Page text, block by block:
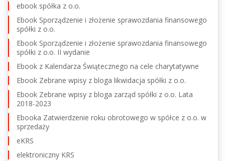
ebook spółka z o.o.
Ebook Sporządzenie i złożenie sprawozdania finansowego
spółki z o.o.
Ebook Sporządzenie i złożenie sprawozdania finansowego
spółki z o.o. II wydanie
Ebook z Kalendarza Świątecznego na cele charytatywne
Ebook Zebrane wpisy z bloga likwidacja spółki z o.o.
Ebook Zebrane wpisy z bloga zarząd spółki z o.o. Lata
2018-2023
Ebooka Zatwierdzenie roku obrotowego w spółce z o.o. w
sprzedaży
eKRS
elektroniczny KRS